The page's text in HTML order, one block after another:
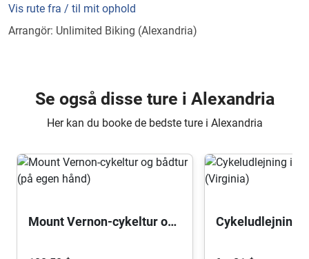
Vis rute fra / til mit ophold
Arrangör: Unlimited Biking (Alexandria)
Se også disse ture i Alexandria
Her kan du booke de bedste ture i Alexandria
Mount Vernon-cykeltur og bådtur (på egen hånd)